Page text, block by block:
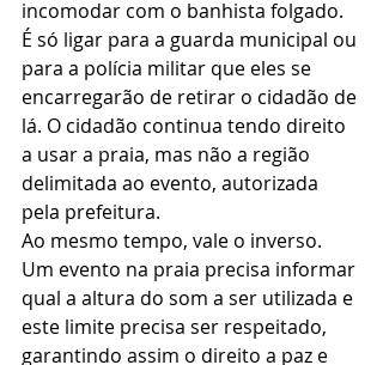
incomodar com o banhista folgado.
É só ligar para a guarda municipal ou
para a polícia militar que eles se
encarregarão de retirar o cidadão de
lá. O cidadão continua tendo direito
a usar a praia, mas não a região
delimitada ao evento, autorizada
pela prefeitura.
Ao mesmo tempo, vale o inverso.
Um evento na praia precisa informar
qual a altura do som a ser utilizada e
este limite precisa ser respeitado,
garantindo assim o direito a paz e